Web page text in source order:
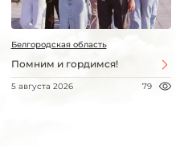
Белгородская область
Помним и гордимся!
5 августа 2026 79